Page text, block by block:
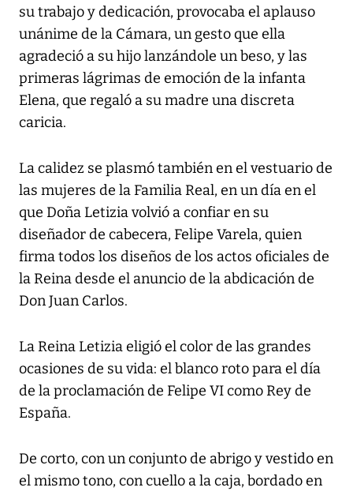
su trabajo y dedicación, provocaba el aplauso
unánime de la Cámara, un gesto que ella
agradeció a su hijo lanzándole un beso, y las
primeras lágrimas de emoción de la infanta
Elena, que regaló a su madre una discreta
caricia.
La calidez se plasmó también en el vestuario de
las mujeres de la Familia Real, en un día en el
que Doña Letizia volvió a confiar en su
diseñador de cabecera, Felipe Varela, quien
firma todos los diseños de los actos oficiales de
la Reina desde el anuncio de la abdicación de
Don Juan Carlos.
La Reina Letizia eligió el color de las grandes
ocasiones de su vida: el blanco roto para el día
de la proclamación de Felipe VI como Rey de
España.
De corto, con un conjunto de abrigo y vestido en
el mismo tono, con cuello a la caja, bordado en